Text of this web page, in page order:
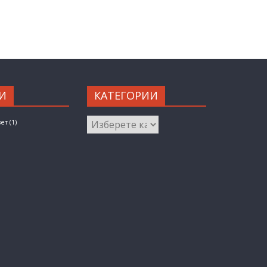
(1)
КАТЕГОРИИ
КАТЕГОРИИ